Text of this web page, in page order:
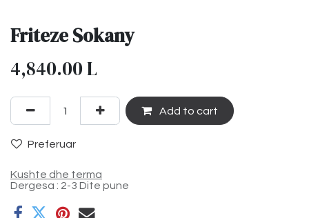
Friteze Sokany
4,840.00L
Add to cart
Preferuar
Kushte dhe terma
Dergesa : 2-3 Dite pune